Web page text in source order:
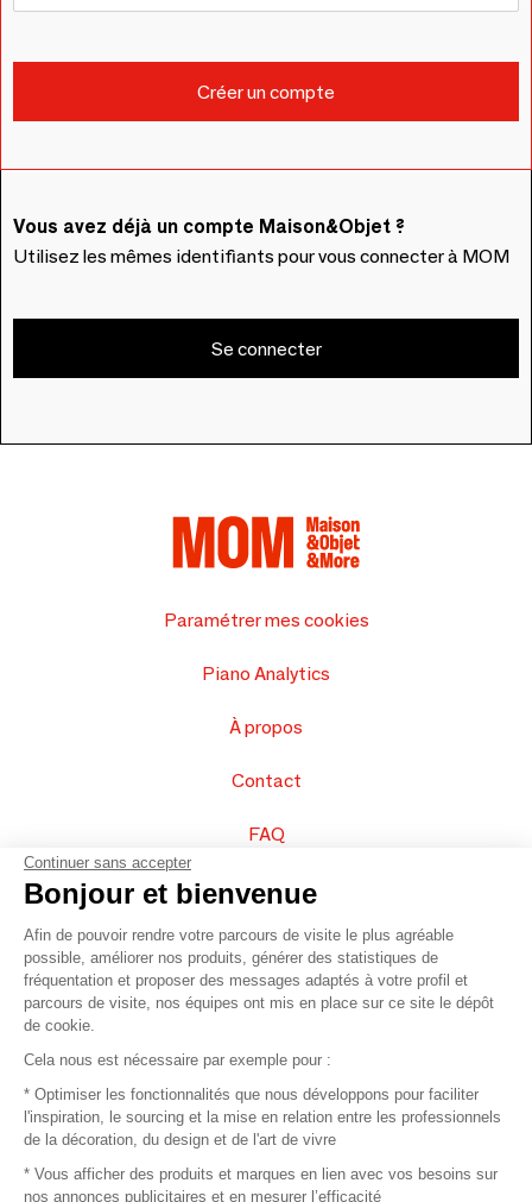
Vous avez déjà un compte Maison&Objet ?
Utilisez les mêmes identifiants pour vous connecter à MOM
Se connecter
Paramétrer mes cookies
Piano Analytics
À propos
Contact
FAQ
Vendez vos produits
Plan du site
© 2016 –Organisation SAFI
Recrutement
Continuer sans accepter
Bonjour et bienvenue
Afin de pouvoir rendre votre parcours de visite le plus agréable
possible, améliorer nos produits, générer des statistiques de
fréquentation et proposer des messages adaptés à votre profil et
parcours de visite, nos équipes ont mis en place sur ce site le dépôt
de cookie.
Cela nous est nécessaire par exemple pour :
* Optimiser les fonctionnalités que nous développons pour faciliter
l'inspiration, le sourcing et la mise en relation entre les professionnels
de la décoration, du design et de l'art de vivre
* Vous afficher des produits et marques en lien avec vos besoins sur
nos annonces publicitaires et en mesurer l’efficacité